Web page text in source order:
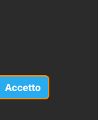
Accetto